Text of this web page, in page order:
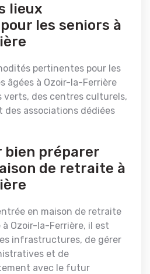
lieux
les seniors à
pertinentes pour les
âgées à Ozoir-la-Ferrière
verts, des centres culturels,
des associations dédiées
bien préparer
de retraite à
en maison de retraite
Ozoir-la-Ferrière, il est
infrastructures, de gérer
et de
avec le futur